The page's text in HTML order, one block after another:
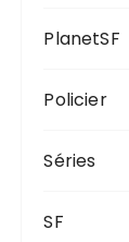
PlanetSF
Policier
Séries
SF